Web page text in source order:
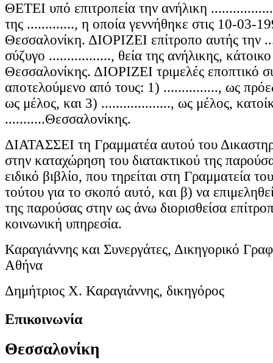
ΘΕΤΕΙ υπό επιτροπεία την ανήλικη
της ............., η οποία γεννήθηκε στις 10-03-
Θεσσαλονίκη. ΔΙΟΡΙΖΕΙ επίτροπο αυτής την
σύζυγο ................., θεία της ανήλικης,
Θεσσαλονίκης. ΔΙΟΡΙΖΕΙ τριμελές εποπτικό
αποτελούμενο από τους: 1) ..............., ως
ως μέλος, και 3) ..................., ως μέλος,
...........Θεσσαλονίκης.
ΔΙΑΤΑΣΣΕΙ τη Γραμματέα αυτού του
στην καταχώρηση του διατακτικού της
ειδικό βιβλίο, που τηρείται στη Γραμματεία
τούτου για το σκοπό αυτό, και β) να
της παρούσας στην ως άνω διορισθείσα
κοινωνική υπηρεσία.
Καραγιάννης και Συνεργάτες, Δικηγορικό
Αθήνα
Δημήτριος Χ. Καραγιάννης, δικηγόρος
Επικοινωνία
Θεσσαλονίκη